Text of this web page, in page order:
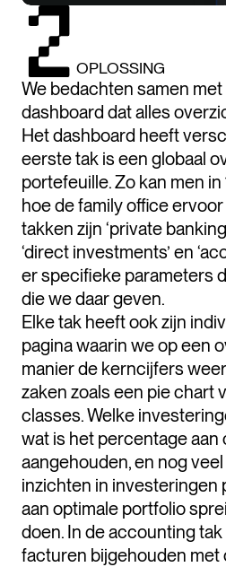
OPLOSSING
We bedachten samen
dashboard dat alles
Het dashboard heeft
eerste tak is een globaal
portefeuille. Zo kan men in
hoe de family office
takken zijn ‘private
‘direct investments’ en
er specifieke parameters
die we daar geven.
Elke tak heeft ook zijn
pagina waarin we op een
manier de kerncijfers
zaken zoals een pie chart
classes. Welke
wat is het percentage aan
aangehouden, en nog
inzichten in investeringen
aan optimale portfolio
doen. In de accounting
facturen bijgehouden met